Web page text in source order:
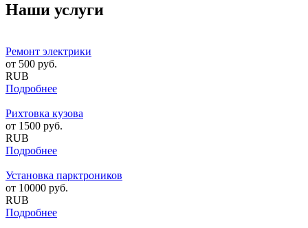
Наши услуги
Ремонт электрики
от 500 руб.
RUB
Подробнее
Рихтовка кузова
от 1500 руб.
RUB
Подробнее
Установка парктроников
от 10000 руб.
RUB
Подробнее